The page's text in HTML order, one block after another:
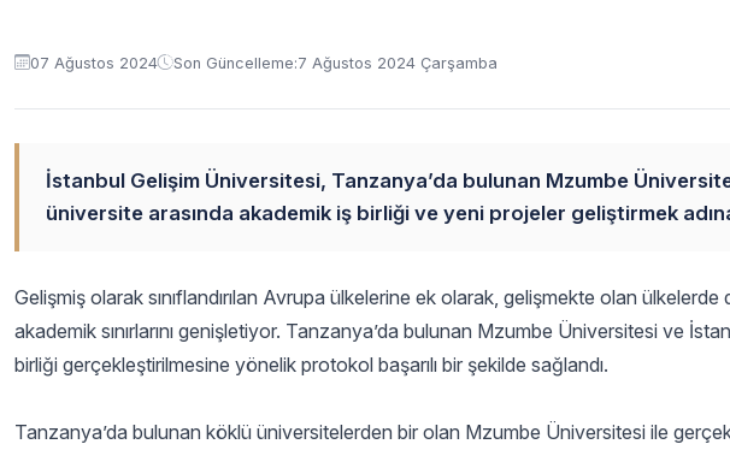
07 Ağustos 2024 Son Güncelleme:7 Ağustos 2024 Çarşamba
İstanbul Gelişim Üniversitesi, Tanzanya’da bulunan Mzumbe
üniversite arasında akademik iş birliği ve yeni projeler geliştirmek
Gelişmiş olarak sınıflandırılan Avrupa ülkelerine ek olarak, gelişmekte olan
akademik sınırlarını genişletiyor. Tanzanya’da bulunan Mzumbe Üniversitesi ve
birliği gerçekleştirilmesine yönelik protokol başarılı bir şekilde sağlandı.
Tanzanya’da bulunan köklü üniversitelerden bir olan Mzumbe Üniversitesi ile